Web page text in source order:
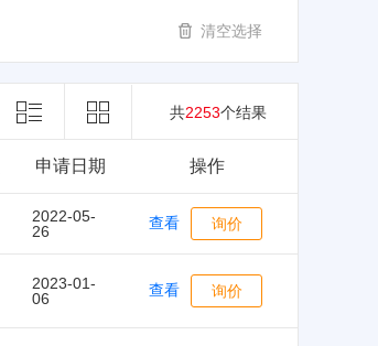
清空选择
共2253个结果
申请日期 操作
2022-05-
26
查看 询价
2023-01-
06
查看 询价